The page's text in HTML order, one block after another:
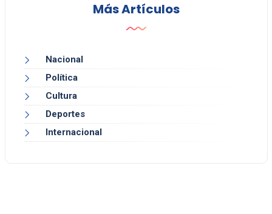
Más Artículos
Nacional
Política
Cultura
Deportes
Internacional